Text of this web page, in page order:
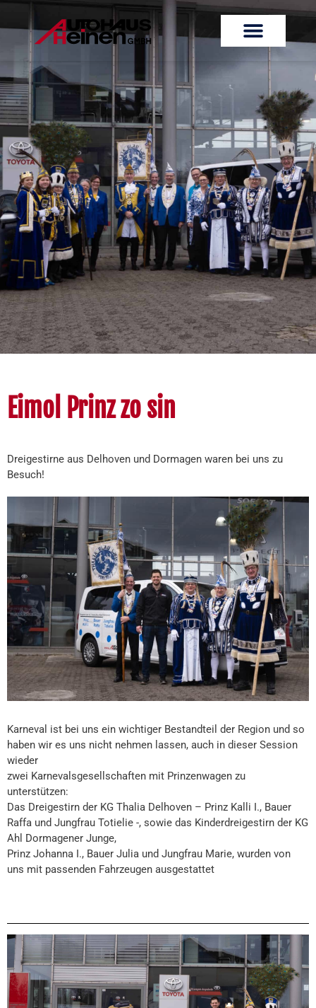
Eimol Prinz zo sin
Dreigestirne aus Delhoven und Dormagen waren bei uns zu
Besuch!
Karneval ist bei uns ein wichtiger Bestandteil der Region und so
haben wir es uns nicht nehmen lassen, auch in dieser Session
wieder
zwei Karnevalsgesellschaften mit Prinzenwagen zu
unterstützen:
Das Dreigestirn der KG Thalia Delhoven – Prinz Kalli I., Bauer
Raffa und Jungfrau Totielie -, sowie das Kinderdreigestirn der KG
Ahl Dormagener Junge,
Prinz Johanna I., Bauer Julia und Jungfrau Marie, wurden von
uns mit passenden Fahrzeugen ausgestattet